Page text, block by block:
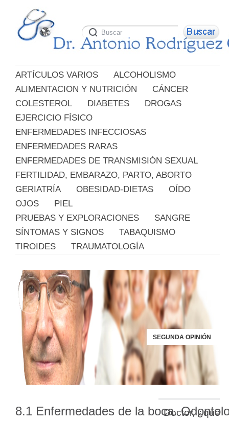
ARTÍCULOS VARIOS
ALCOHOLISMO
ALIMENTACION Y NUTRICIÓN
CÁNCER
COLESTEROL
DIABETES
DROGAS
EJERCICIO FÍSICO
ENFERMEDADES INFECCIOSAS
ENFERMEDADES RARAS
ENFERMEDADES DE TRANSMISIÓN SEXUAL
FERTILIDAD, EMBARAZO, PARTO, ABORTO
GERIATRÍA
OBESIDAD-DIETAS
OÍDO
OJOS
PIEL
PRUEBAS Y EXPLORACIONES
SANGRE
SÍNTOMAS Y SIGNOS
TABAQUISMO
TIROIDES
TRAUMATOLOGÍA
SEGUNDA OPINIÓN
8.1 Enfermedades de la boca.Doctor, ¿qué